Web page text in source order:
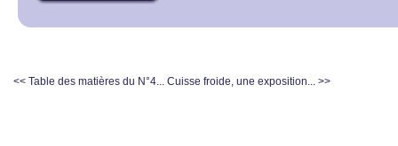
<< Table des matières du N°4... Cuisse froide, une exposition... >>